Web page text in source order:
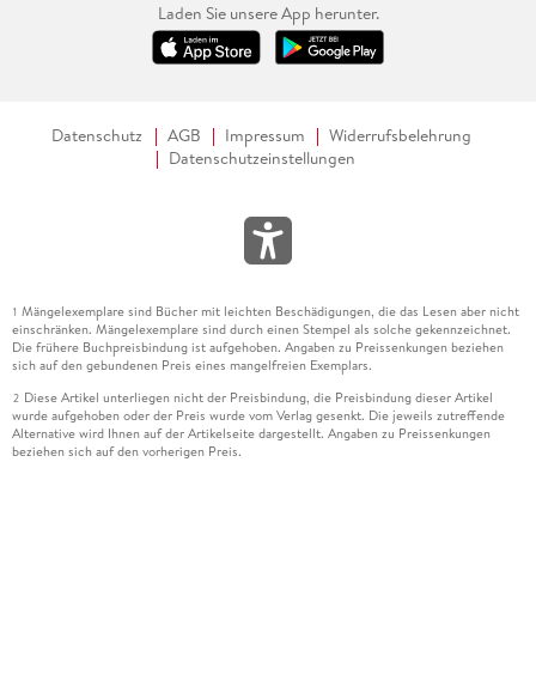
Laden Sie unsere App herunter.
Datenschutz AGB Impressum
Widerrufsbelehrung
Datenschutzeinstellungen
1 Mängelexemplare sind Bücher mit leichten Beschädigungen, die das Lesen aber nicht
einschränken. Mängelexemplare sind durch einen Stempel als solche gekennzeichnet.
Die frühere Buchpreisbindung ist aufgehoben. Angaben zu Preissenkungen beziehen
sich auf den gebundenen Preis eines mangelfreien Exemplars.
2 Diese Artikel unterliegen nicht der Preisbindung, die Preisbindung dieser Artikel
wurde aufgehoben oder der Preis wurde vom Verlag gesenkt. Die jeweils zutreffende
Alternative wird Ihnen auf der Artikelseite dargestellt. Angaben zu Preissenkungen
beziehen sich auf den vorherigen Preis.